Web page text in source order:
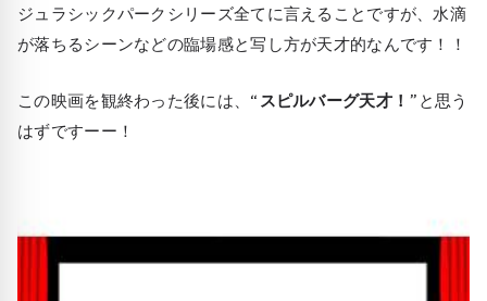
ジュラシックパークシリーズ全てに言えることですが、水滴
が落ちるシーンなどの臨場感と写し方が天才的なんです！！
この映画を観終わった後には、 “スピルバーグ天才！” と思う
はずですーー！